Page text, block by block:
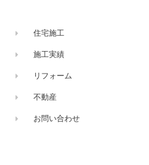
住宅施工
施工実績
リフォーム
不動産
お問い合わせ